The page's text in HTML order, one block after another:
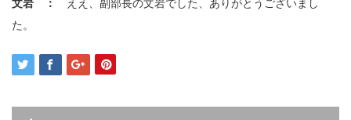
文岩 ：
ええ、副部長の文岩でした、ありがとうございまし
た。